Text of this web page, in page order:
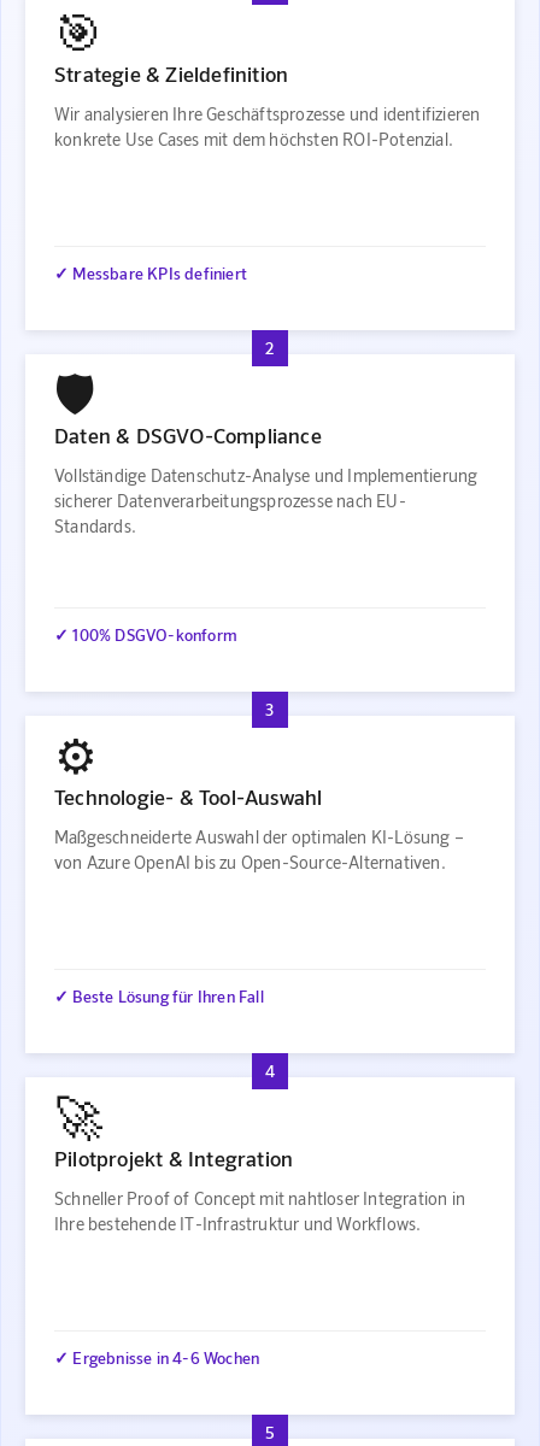
🎯
Strategie & Zieldefinition
Wir analysieren Ihre Geschäftsprozesse und identifizieren
konkrete Use Cases mit dem höchsten ROI-Potenzial.
✓ Messbare KPIs definiert
2
🛡️
Daten & DSGVO-Compliance
Vollständige Datenschutz-Analyse und Implementierung
sicherer Datenverarbeitungsprozesse nach EU-
Standards.
✓ 100% DSGVO-konform
3
⚙️
Technologie- & Tool-Auswahl
Maßgeschneiderte Auswahl der optimalen KI-Lösung –
von Azure OpenAI bis zu Open-Source-Alternativen.
✓ Beste Lösung für Ihren Fall
4
🚀
Pilotprojekt & Integration
Schneller Proof of Concept mit nahtloser Integration in
Ihre bestehende IT-Infrastruktur und Workflows.
✓ Ergebnisse in 4-6 Wochen
5